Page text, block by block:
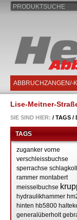
ABBRUCHZANGEN/-
PRODUKTSUCHE
Lise-Meitner-
SIE SIND HIER: / TAGS /
TAGS
zuganker vorne
verschleissbuchse
sperrachse
rammer montabert
meisselbuchse
hydraulikhammer
hinten hb5800
generalüberholt